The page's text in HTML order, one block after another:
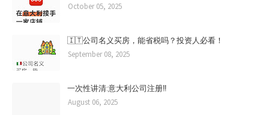
October 05, 2025
🇮🇹公司名义买房，能省税吗？投资人必看！
September 08, 2025
一次性讲清:意大利公司注册‼️
August 06, 2025